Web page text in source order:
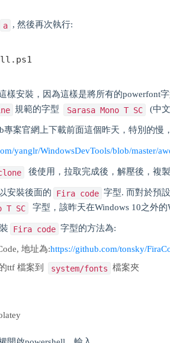
a , 然後再次執行:
樣安裝，因為這樣是將所有的powerfont
規範的字型 Sarasa Mono T SC (中
專案官網上下載前面這個昨天，特別的慢
yanglr/WindowsDevTools/blob/master/
後使用，拉取完成後，解壓後，複
安裝後面的 Fira code 字型. 而對於預
T SC
字型，該昨天在Windows 10之外
Fira code 字型的方法為:
地址為:https://github.com/tonsky/
ttf 檔案到
system/fonts 檔案夾